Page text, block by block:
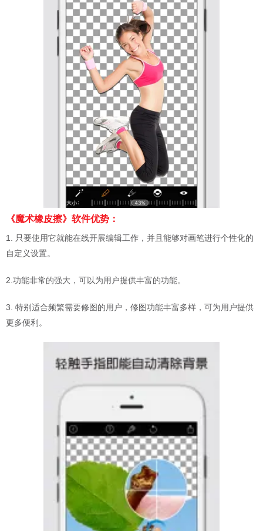
《魔术橡皮擦》软件优势：
1. 只要使用它就能在线开展编辑工作，并且能够对画笔进行个性化的
自定义设置。
2.功能非常的强大，可以为用户提供丰富的功能。
3. 特别适合频繁需要修图的用户，修图功能丰富多样，可为用户提供
更多便利。